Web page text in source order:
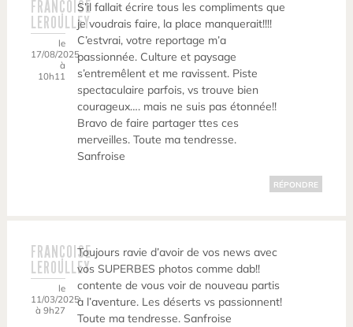
FRANÇOISE
LEROULLEY
le
17/08/2025
à
10h11
S’il fallait écrire tous les compliments que
je voudrais faire, la place manquerait!!!!
C’estvrai, votre reportage m’a
passionnée. Culture et paysage
s’entremêlent et me ravissent. Piste
spectaculaire parfois, vs trouve bien
courageux…. mais ne suis pas étonnée!!
Bravo de faire partager ttes ces
merveilles. Toute ma tendresse.
Sanfroise
RÉPONDRE
FRANÇOISE
LEROULLEY
le
11/03/2025
à 9h27
Toujours ravie d’avoir de vos news avec
vos SUPERBES photos comme dab!!
contente de vous voir de nouveau partis
à l’aventure. Les déserts vs passionnent!
Toute ma tendresse. Sanfroise